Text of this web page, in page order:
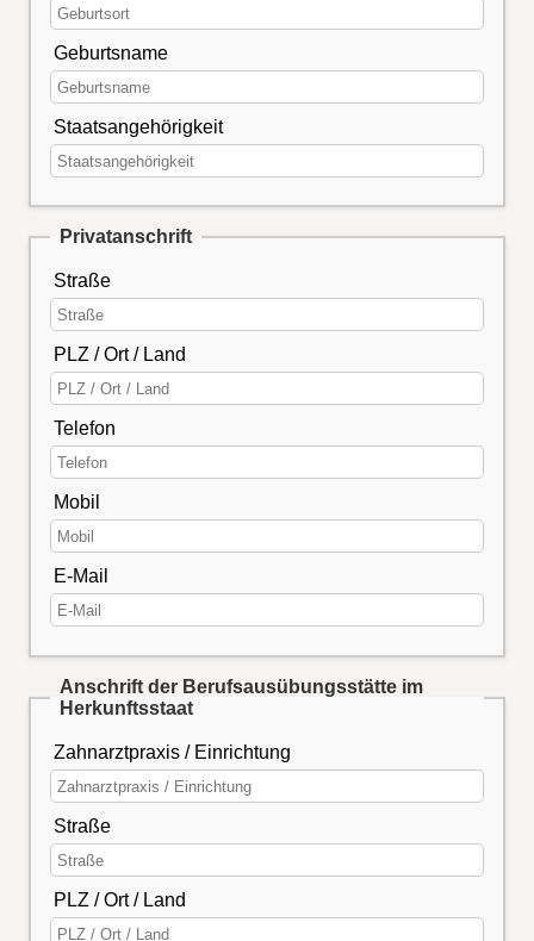
Geburtsname
Staatsangehörigkeit
Privatanschrift
Straße
PLZ / Ort / Land
Telefon
Mobil
E-Mail
Anschrift der Berufsausübungsstätte im
Herkunftsstaat
Zahnarztpraxis / Einrichtung
Straße
PLZ / Ort / Land